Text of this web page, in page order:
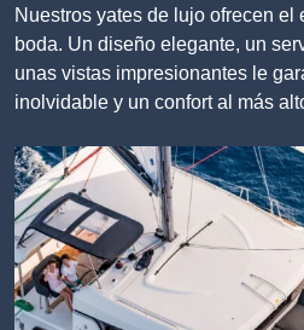
Nuestros yates de lujo ofrecen el
boda. Un diseño elegante, un
unas vistas impresionantes le
inolvidable y un confort al más